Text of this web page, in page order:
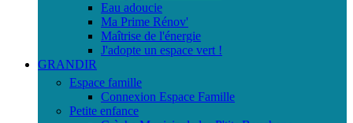
Eau adoucie
Ma Prime Rénov'
Maîtrise de l'énergie
J'adopte un espace vert !
GRANDIR
Espace famille
Connexion Espace Famille
Petite enfance